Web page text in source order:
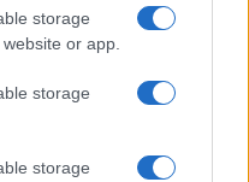
storage
or app.
storage
storage
di pesci nello stagno:
per il Red Valley